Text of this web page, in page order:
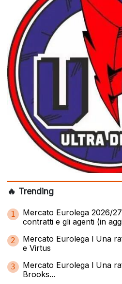
🔥 Trending
1
Mercato Eurolega 2026/
contratti e gli agenti (in
2
Mercato Eurolega l Una
e Virtus
3
Mercato Eurolega l Una
Brooks...